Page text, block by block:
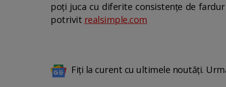
poți juca cu diferite consistențe de
potrivit realsimple.com
Fiți la curent cu ultimele noutăți.